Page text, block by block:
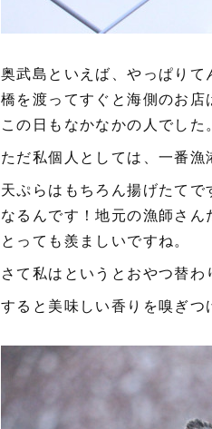
奥武島といえば、やっぱり
橋を渡ってすぐと海側のお店
この日もなかなかの人でした。
ただ私個人としては、一番
天ぷらはもちろん揚げたて
なるんです！地元の漁師さ
とっても羨ましいですね。
さて私はというとおやつ替わ
すると美味しい香りを嗅ぎつ